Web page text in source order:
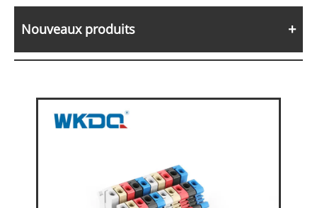
Nouveaux produits